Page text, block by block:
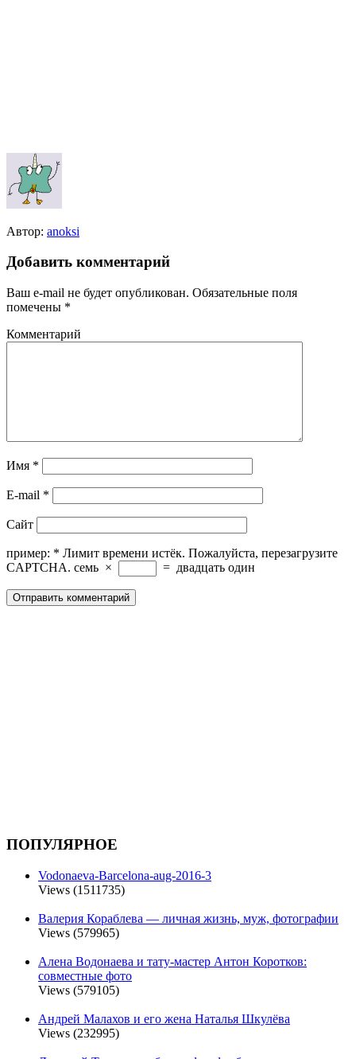
Автор: anoksi
Добавить комментарий
Ваш e-mail не будет опубликован. Обязательные поля
помечены *
Комментарий
Имя *
E-mail *
Сайт
пример: * Лимит времени истёк. Пожалуйста, перезагрузите
CAPTCHA. семь × = двадцать один
ПОПУЛЯРНОЕ
Vodonaeva-Barcelona-aug-2016-3
Views (1511735)
Валерия Кораблева — личная жизнь, муж, фотографии
Views (579965)
Алена Водонаева и тату-мастер Антон Коротков:
совместные фото
Views (579105)
Андрей Малахов и его жена Наталья Шкулёва
Views (232995)